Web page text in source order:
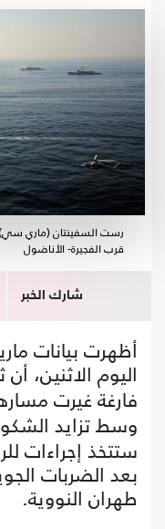
رست السفينتان (ماري سي)
قرب الفجيرة- الأناضول
شارك الخبر
أظهرت بيانات
اليوم الاثنين،
فارغة غيرت
وسط تزايد
ستتخذ إجراءات
بعد الضربات
طهران النووية.